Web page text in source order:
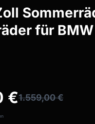
für
€1.559,00€